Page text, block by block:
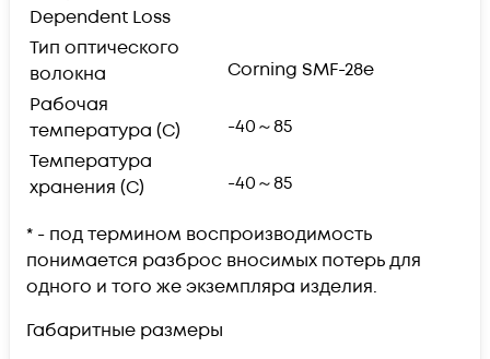
Dependent Loss
Тип оптического
волокна
Corning SMF-28e
Рабочая
температура (С)
-40～85
Температура
хранения (С)
-40～85
* - под термином воспроизводимость
понимается разброс вносимых потерь для
одного и того же экземпляра изделия.
Габаритные размеры